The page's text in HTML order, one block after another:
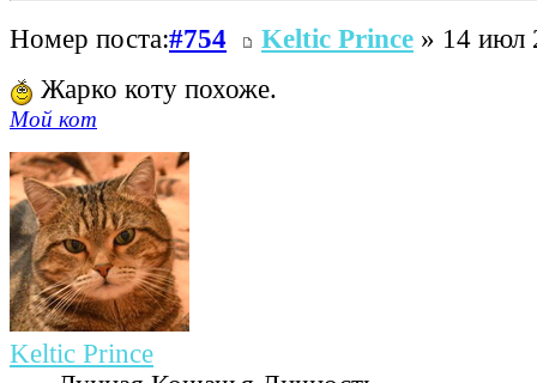
Номер поста:#754 Keltic Prince » 14 июл
Жарко коту похоже.
Мой кот
Keltic Prince